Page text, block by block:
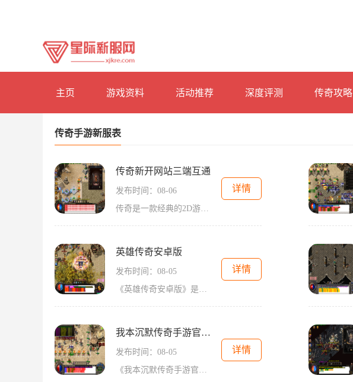
主页 游戏资料 活动推荐 深度评测 传奇攻略
传奇手游新服表
传奇新开网站三端互通
发布时间：08-06
传奇是一款经典的2D游戏，以角色扮演为主题。它具有万人在线的特点，玩家之间可以进行互动，共同探索游戏世界。一个新的传奇网站推出了全新的三端互通功能，为玩家们带来了更加
详情
英雄传奇安卓版
发布时间：08-05
《英雄传奇安卓版》是一款经典的2D游戏，以角色扮演为主题，吸引了无数玩家的参与。这款游戏通过万人在线的方式，实现了玩家之间的互动，让玩家们感受到了真实的社交体验。玩家
详情
我本沉默传奇手游官网版
发布时间：08-05
《我本沉默传奇手游官网版》是一款经典的2D游戏，它延续了传奇游戏的特色，采用了角色扮演的玩法，让玩家们可以在这个虚拟的世界中与其他玩家进行万人在线的互动。作为一名玩家
详情